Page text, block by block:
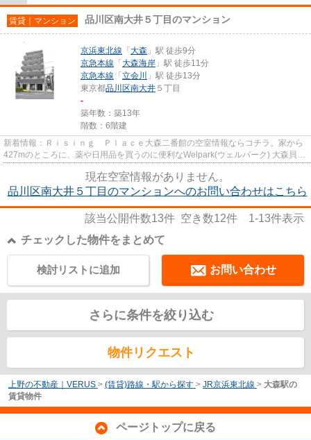
賃貸｜マンション 品川区南大井５丁目のマンション
京浜東北線 「 大森 」駅 徒歩9分
京急本線 「 大森海岸 」駅 徒歩11分
京急本線 「 立会川
」駅 徒歩13分
東京都品川区南大井 ５丁目
-
築年数：築13年
階数：6階建
新着情報：Ｒｉｓｉｎｇ Ｐｌａｃｅ大森二番館の空室情報ならコチラ。家から
427mのところに、薬や日用品を買うのに便利なWelpark(ウェルパーク) 大森貝塚
現在空室情報がありません。
品川区南大井５丁目のマンションへのお問い合わせはこちら
該当公開件数13件 空き数12件 1-13件表示
チェックした物件をまとめて
お問い合わせ
検討リストに追加
さらに条件を絞り込む
物件リクエスト
上野の不動産｜VERUS > (賃貸)路線・駅から探す > JR京浜東北線 > 大森駅の
賃貸物件
ページトップに戻る